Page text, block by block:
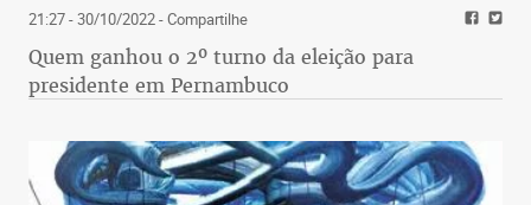
21:27 - 30/10/2022- Compartilhe
Quem ganhou o 2º turno da eleição para
presidente em Pernambuco